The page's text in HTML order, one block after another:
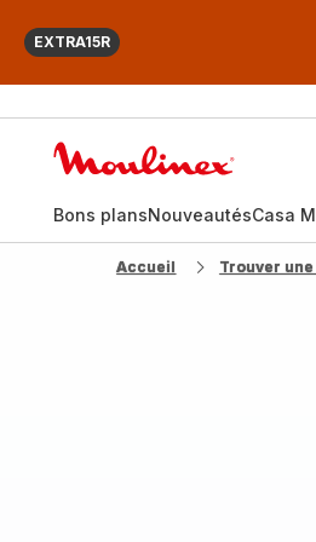
EXTRA15R
Bons plansNouveautésCasa
Accueil Trouver